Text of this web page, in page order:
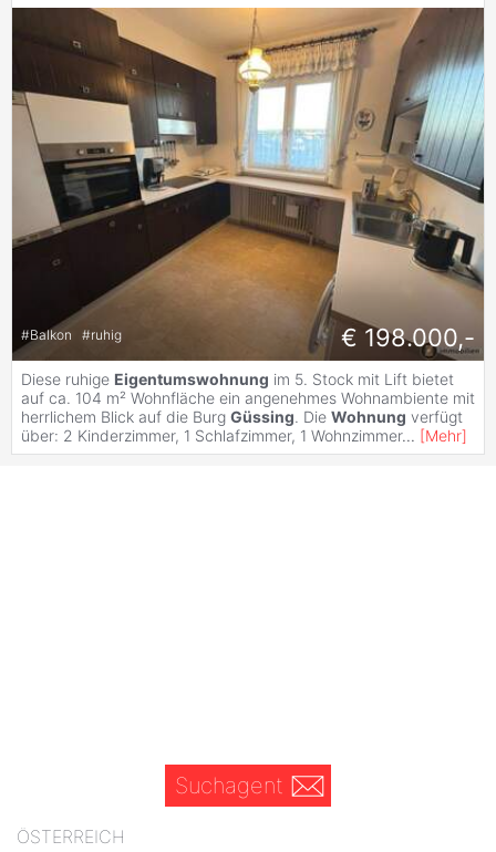
#Balkon #ruhig € 198.000,-
Diese ruhige Eigentumswohnung im 5. Stock mit Lift bietet
auf ca. 104 m² Wohnfläche ein angenehmes Wohnambiente mit
herrlichem Blick auf die Burg Güssing. Die Wohnung verfügt
über: 2 Kinderzimmer, 1 Schlafzimmer, 1 Wohnzimmer... [Mehr]
Suchagent
ÖSTERREICH